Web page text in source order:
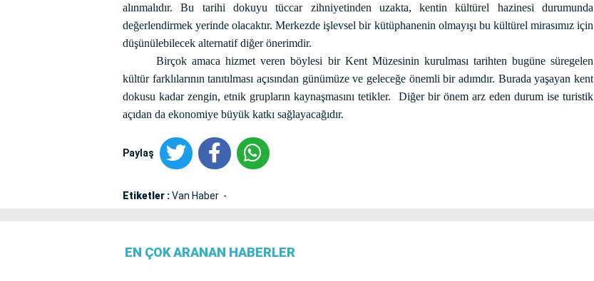
alınmalıdır. Bu tarihi dokuyu tüccar zihniyetinden uzakta, kentin kültürel hazinesi durumunda
değerlendirmek yerinde olacaktır. Merkezde işlevsel bir kütüphanenin olmayışı bu kültürel mirasımız için
düşünülebilecek alternatif diğer önerimdir.
Birçok amaca hizmet veren böylesi bir Kent Müzesinin kurulması tarihten bugüne süregelen
kültür farklılarının tanıtılması açısından günümüze ve geleceğe önemli bir adımdır. Burada yaşayan kent
dokusu kadar zengin, etnik grupların kaynaşmasını tetikler.
Diğer bir önem arz eden durum ise turistik
açıdan da ekonomiye büyük katkı sağlayacağıdır.
Paylaş
Etiketler :Van Haber
EN ÇOK ARANAN HABERLER